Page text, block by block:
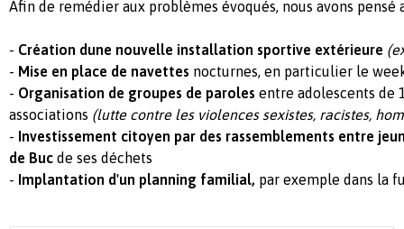
Afin de remédier aux problèmes évoqués, nous avons
- Création dune nouvelle installation sportive extérieure
- Mise en place de navettes nocturnes, en particulier le
- Organisation de groupes de paroles entre adolescents de
associations (lutte contre les violences sexistes, racistes,
- Investissement citoyen par des rassemblements entre
de Buc de ses déchets
- Implantation d'un planning familial, par exemple dans la